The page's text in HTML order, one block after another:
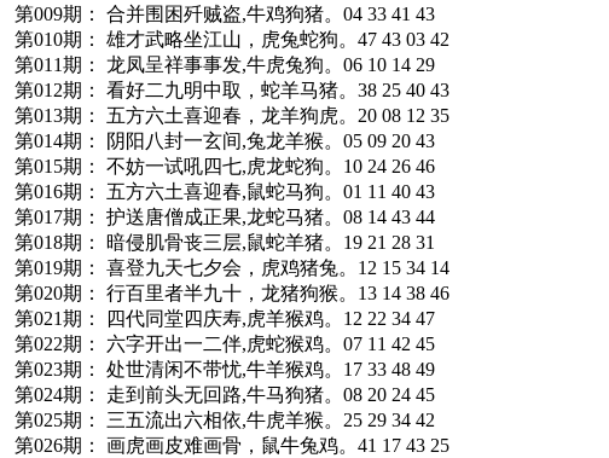
第009期： 合并围困歼贼盗,牛鸡狗猪。04 33 41 43
第010期： 雄才武略坐江山，虎兔蛇狗。47 43 03 42
第011期： 龙凤呈祥事事发,牛虎兔狗。06 10 14 29
第012期： 看好二九明中取，蛇羊马猪。38 25 40 43
第013期： 五方六土喜迎春，龙羊狗虎。20 08 12 35
第014期： 阴阳八封一玄间,兔龙羊猴。05 09 20 43
第015期： 不妨一试吼四七,虎龙蛇狗。10 24 26 46
第016期： 五方六土喜迎春,鼠蛇马狗。01 11 40 43
第017期： 护送唐僧成正果,龙蛇马猪。08 14 43 44
第018期： 暗侵肌骨丧三层,鼠蛇羊猪。19 21 28 31
第019期： 喜登九天七夕会，虎鸡猪兔。12 15 34 14
第020期： 行百里者半九十，龙猪狗猴。13 14 38 46
第021期： 四代同堂四庆寿,虎羊猴鸡。12 22 34 47
第022期： 六字开出一二伴,虎蛇猴鸡。07 11 42 45
第023期： 处世清闲不带忧,牛羊猴鸡。17 33 48 49
第024期： 走到前头无回路,牛马狗猪。08 20 24 45
第025期： 三五流出六相依,牛虎羊猴。25 29 34 42
第026期： 画虎画皮难画骨，鼠牛兔鸡。41 17 43 25